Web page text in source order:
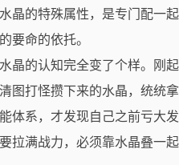
晶的特殊属性，是专门配一
要命的依托。
晶的认知完全变了个样。刚
图打怪攒下来的水晶，统统
体系，才发现自己之前亏大
拉满战力，必须靠水晶叠一